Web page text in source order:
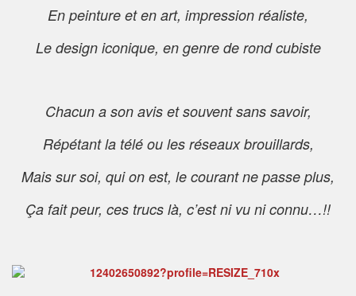
En peinture et en art, impression réaliste,
Le design iconique, en genre de rond cubiste
Chacun a son avis et souvent sans savoir,
Répétant la télé ou les réseaux brouillards,
Mais sur soi, qui on est, le courant ne passe plus,
Ça fait peur, ces trucs là, c’est ni vu ni connu…!!